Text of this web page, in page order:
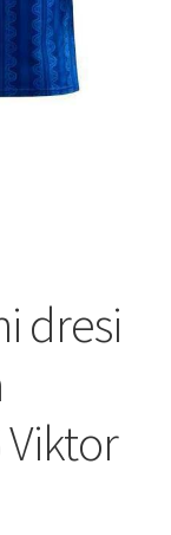
dresi
Viktor